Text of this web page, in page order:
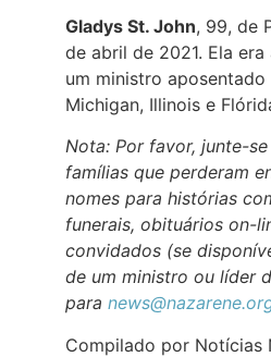
Gladys St. John, 99, de
de abril de 2021. Ela
um ministro aposentado
Michigan, Illinois e
Nota: Por favor, junte-
famílias que perderam
nomes para histórias
funerais, obituários on-
convidados (se
de um ministro ou líder
para
Compilado por Notícias